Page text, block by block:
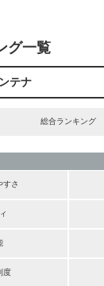
グ一覧
テナ
総合ランキング
すさ
度